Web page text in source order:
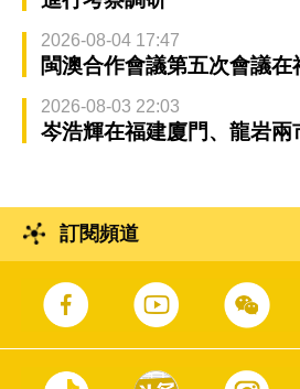
2026-08-04 17:47
閩澳合作會議第五次會議在
2026-08-03 22:03
岑浩輝在福建廈門、龍岩兩
訂閱頻道